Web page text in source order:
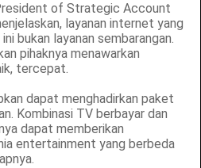
of Strategic Account
layanan internet yang
bukan layanan sembarangan.
pihaknya menawarkan
tercepat.
dapat menghadirkan paket
Kombinasi TV berbayar dan
dapat memberikan
entertainment yang berbeda